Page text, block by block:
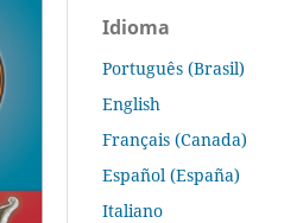
Idioma
Português (Brasil)
English
Français (Canada)
Español (España)
Italiano